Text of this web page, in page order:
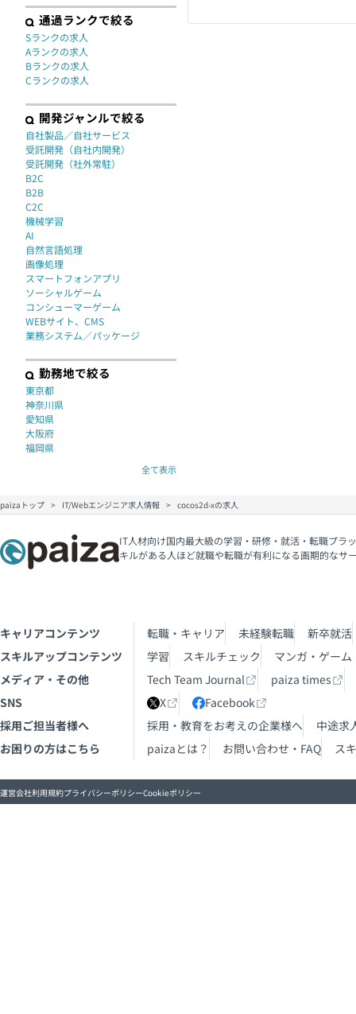
通過ランクで絞る
Sランクの求人
Aランクの求人
Bランクの求人
Cランクの求人
開発ジャンルで絞る
自社製品／自社サービス
受託開発（自社内開発）
受託開発（社外常駐）
B2C
B2B
C2C
機械学習
AI
自然言語処理
画像処理
スマートフォンアプリ
ソーシャルゲーム
コンシューマーゲーム
WEBサイト、CMS
業務システム／パッケージ
勤務地で絞る
東京都
神奈川県
愛知県
大阪府
福岡県
全て表示
paizaトップ IT/Webエンジニア求人情報 cocos2d-xの求人
IT人材向け国内最大級の学習・研修・就活・転職プラ
キルがある人ほど就職や転職が有利になる画期的なサ
キャリアコンテンツ 転職・キャリア 未経験転職
新卒就活
スキルアップコンテンツ
学習 スキルチェック
マンガ・ゲーム
メディア・その他
Tech Team Journal
paiza times
SNS
X
Facebook
採用ご担当者様へ
採用・教育をお考えの企業様へ
中途求
お困りの方はこちら
paizaとは？ お問い合わせ・FAQ ス
運営会社利用規約プライバシーポリシーCookieポリシー